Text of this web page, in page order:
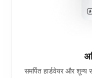
समर्पित हार्डवेयर और शून्य